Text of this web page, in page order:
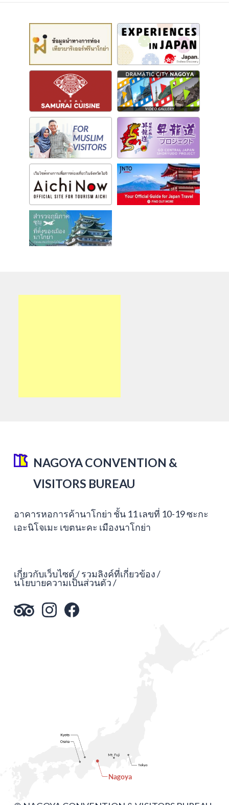
NAGOYA CONVENTION &
VISITORS BUREAU
อาคารหอการค้านาโกย่า ชั้น 11 เลขที่ 10-19 ซะกะ
เอะนิโจเมะ เขตนะคะ เมืองนาโกย่า
เกี่ยวกับเว็บไซต์ รวมลิงค์ที่เกี่ยวข้อง
นโยบายความเป็นส่วนตัว